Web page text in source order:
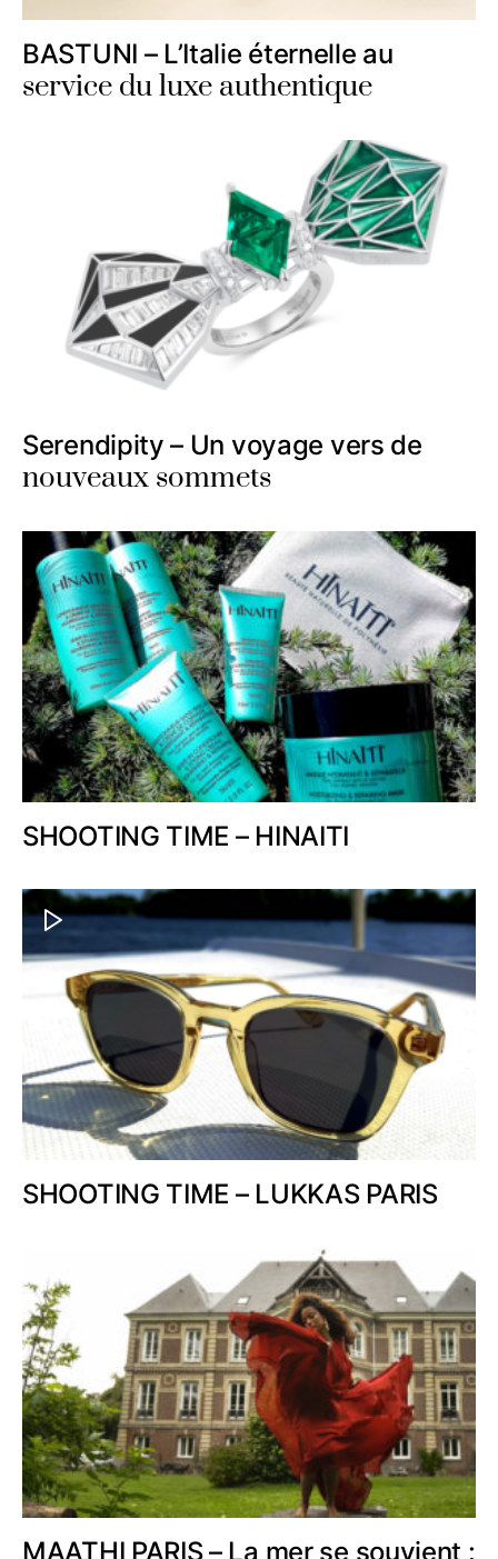
BASTUNI – L’Italie éternelle au
service du luxe authentique
Serendipity – Un voyage vers de
nouveaux sommets
SHOOTING TIME – HINAITI
SHOOTING TIME – LUKKAS PARIS
MAATHI PARIS – La mer se souvient :